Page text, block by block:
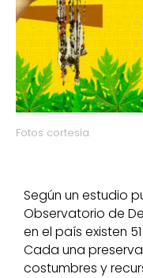
Fotos cortesía.
Según un estudio
Observatorio de
en el país existen
Cada una
costumbres y